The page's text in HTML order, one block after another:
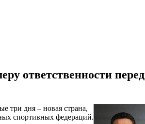
ответственности перед
три дня – новая страна,
спортивных федераций.